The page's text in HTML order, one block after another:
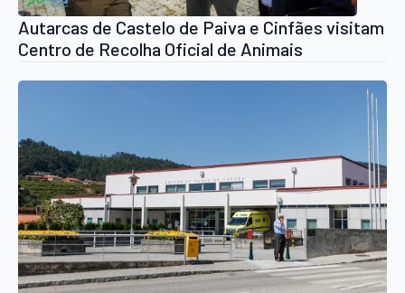
Autarcas de Castelo de Paiva e Cinfães visitam
Centro de Recolha Oficial de Animais